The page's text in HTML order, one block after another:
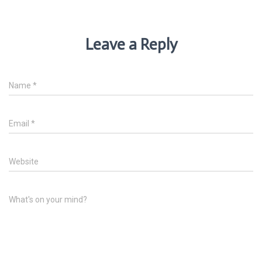
Leave a Reply
Name *
Email *
Website
What's on your mind?